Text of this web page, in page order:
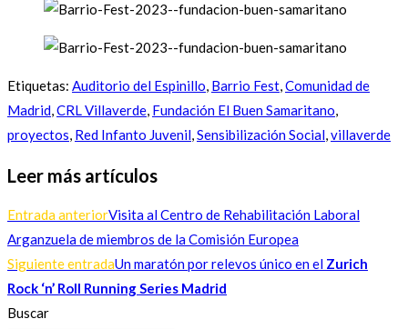
Etiquetas: Auditorio del Espinillo, Barrio Fest,Comunidad de
Madrid,CRL Villaverde, Fundación El Buen Samaritano,
proyectos, Red Infanto Juvenil,Sensibilización Social,villaverde
Leer más artículos
Entrada anteriorVisita al Centro de Rehabilitación Laboral
Arganzuela de miembros de la Comisión Europea
Siguiente entradaUn maratón por relevos único en el Zurich
Rock ‘n’ Roll Running Series Madrid
Buscar